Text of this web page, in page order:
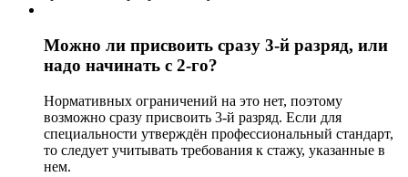
Можно ли присвоить сразу 3-й разряд, или
надо начинать с 2-го?
Нормативных ограничений на это нет, поэтому
возможно сразу присвоить 3-й разряд. Если для
специальности утверждён профессиональный стандарт,
то следует учитывать требования к стажу, указанные в
нем.